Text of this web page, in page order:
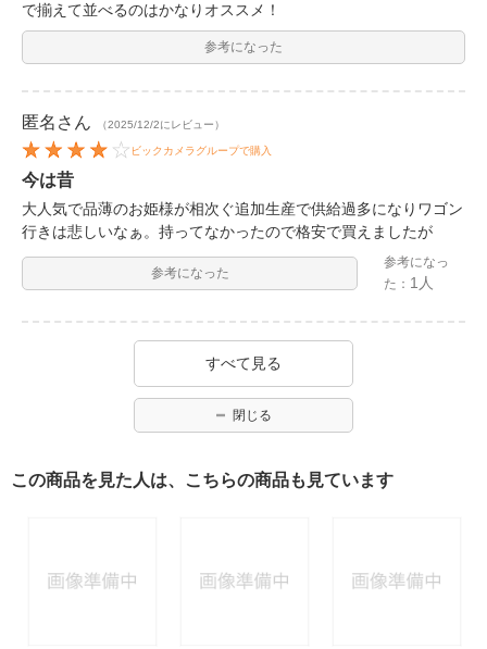
で揃えて並べるのはかなりオススメ！
参考になった
匿名 さん （2025/12/2にレビュー）
ビックカメラグループで購入
今は昔
大人気で品薄のお姫様が相次ぐ追加生産で供給過多になりワゴン
行きは悲しいなぁ。持ってなかったので格安で買えましたが
参考になった
参考になっ
た： 1人
すべて見る
閉じる
この商品を見た人は、こちらの商品も見ています